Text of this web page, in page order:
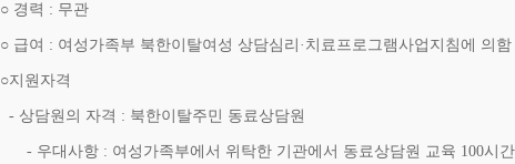
○ 경력 : 무관
○ 급여 : 여성가족부 북한이탈여성 상담심리·치료프로그램사업지침에 의함
○지원자격
- 상담원의 자격 : 북한이탈주민 동료상담원
- 우대사항 : 여성가족부에서 위탁한 기관에서 동료상담원 교육 100시